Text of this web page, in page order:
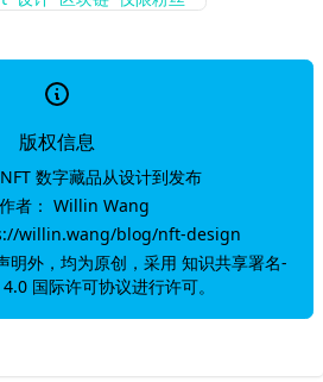
🐟 aqua
🧚‍♀️ fantasy
📝
版权信息
NFT 数字藏品从设计到发布
者： Willin Wang
willin.wang/blog/nft-design
明外，均为原创，采用 知识共享署名-
国际许可协议进行许可。